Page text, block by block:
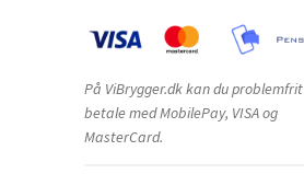
På ViBrygger.dk kan du problemfrit
betale med MobilePay, VISA og
MasterCard.